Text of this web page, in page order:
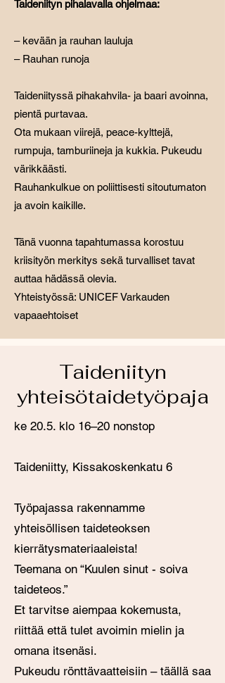
Taideniityn pihalavalla ohjelmaa:
– kevään ja rauhan lauluja
– Rauhan runoja
Taideniityssä pihakahvila- ja baari avoinna,
pientä purtavaa.​
Ota mukaan viirejä, peace-kylttejä,
rumpuja, tamburiineja ja kukkia. Pukeudu
värikkäästi. ​
Rauhankulkue on poliittisesti sitoutumaton
ja avoin kaikille.
Tänä vuonna tapahtumassa korostuu
kriisityön merkitys sekä turvalliset tavat
auttaa hädässä olevia.
Yhteistyössä: UNICEF Varkauden
vapaaehtoiset
Taideniityn
yhteisötaidetyöpaja
ke 20.5. klo 16–20 nonstop
Taideniitty, Kissakoskenkatu 6
Työpajassa rakennamme
yhteisöllisen taideteoksen
kierrätysmateriaaleista!
Teemana on “Kuulen sinut - soiva
taideteos.”
Et tarvitse aiempaa kokemusta,
riittää että tulet avoimin mielin ja
omana itsenäsi.
Pukeudu rönttävaatteisiin – täällä saa